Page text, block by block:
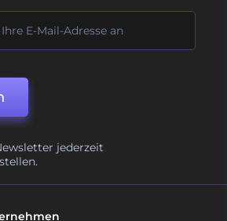
jederzeit